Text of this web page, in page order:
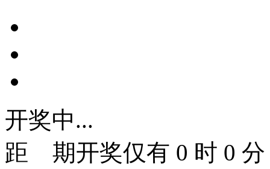
开奖中...
距
期开奖仅有 0 时 0 分